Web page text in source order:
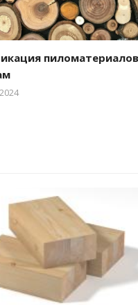
пиломатериалов